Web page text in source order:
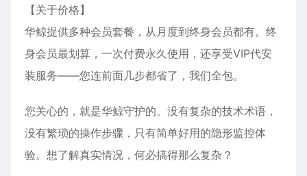
【关于价格】
华鲸提供多种会员套餐，从月度到终身会员都有。终
身会员最划算，一次付费永久使用，还享受VIP代安
装服务——您连前面几步都省了，我们全包。
您关心的，就是华鲸守护的。没有复杂的技术术语，
没有繁琐的操作步骤，只有简单好用的隐形监控体
验。想了解真实情况，何必搞得那么复杂？